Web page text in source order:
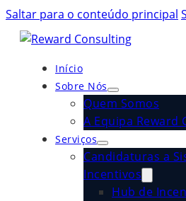
Saltar para o conteúdo principal
Início
Sobre Nós
Quem Somos
A Equipa Reward
Serviços
Candidaturas a
Incentivos
Hub de